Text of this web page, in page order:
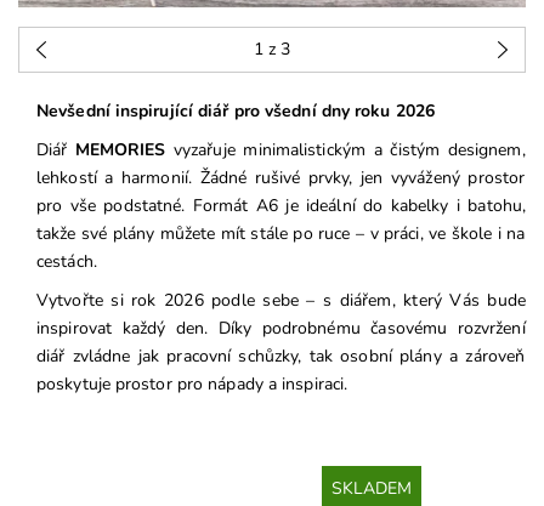
1 z 3
Nevšední inspirující diář pro všední dny roku 2026
Diář MEMORIES vyzařuje minimalistickým a čistým designem,
lehkostí a harmonií. Žádné rušivé prvky, jen vyvážený prostor
pro vše podstatné. Formát A6 je ideální do kabelky i batohu,
takže své plány můžete mít stále po ruce – v práci, ve škole i na
cestách.
Vytvořte si rok 2026 podle sebe – s diářem, který Vás bude
inspirovat každý den. Díky podrobnému časovému rozvržení
diář zvládne jak pracovní schůzky, tak osobní plány a zároveň
poskytuje prostor pro nápady a inspiraci.
SKLADEM